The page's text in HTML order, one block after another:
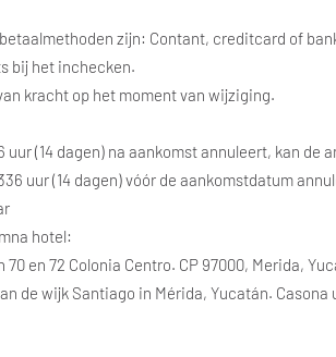
zijn: Contant, creditcard of
bij het inchecken.
kracht op het moment van wijziging.
uur (14 dagen) na aankomst annuleert, kan de
uur (14 dagen) vóór de aankomstdatum
hotel:
70 en 72 Colonia Centro. CP 97000, Merida,
de wijk Santiago in Mérida, Yucatán.